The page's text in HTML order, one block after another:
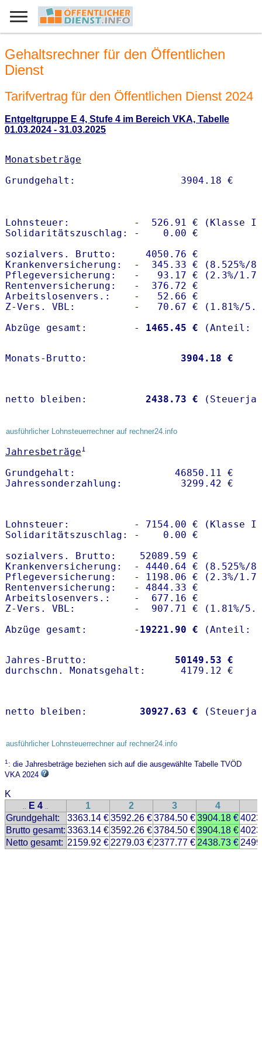
Gehaltsrechner für den Öffentlichen
Dienst
Tarifvertrag für den Öffentlichen Dienst 2024
Entgeltgruppe E 4, Stufe 4 im Bereich VKA, Tabelle
01.03.2024 - 31.03.2025
Monatsbeträge
Lohnsteuer:           -  526.91 € (Klasse I)
Solidaritätszuschlag: -    0.00 €
sozialvers. Brutto:     4050.76 €
Krankenversicherung:  -  345.33 € (8.525%/
Pflegeversicherung:   -   93.17 € (2.3%/
Rentenversicherung:   -  376.72 €
Arbeitslosenvers.:    -   52.66 €
Z-Vers. VBL:          -   70.67 € ( 1.81%/
Abzüge gesamt:        -
1465.45 €
Monats-Brutto: 3904.18 €
netto bleiben: 2438.73 €
ausführlicher Lohnsteuerrechner auf rechner24.info
Jahresbeträge1
Grundgehalt:                 46850.11 €
Lohnsteuer:           - 7154.00 € (Klasse I)
Solidaritätszuschlag: -    0.00 €
sozialvers. Brutto:    52089.59 €
Krankenversicherung:  - 4440.64 € (8.525%/
Pflegeversicherung:   - 1198.06 € (2.3%/
Rentenversicherung:   - 4844.33 €
Arbeitslosenvers.:    -  677.16 €
Z-Vers. VBL:          -  907.71 € ( 1.81%/
Abzüge gesamt:        - 19221.90 €
Jahres-Brutto: 50149.53 €
netto bleiben: 30927.63 €
ausführlicher Lohnsteuerrechner auf rechner24.info
1: die Jahresbeträge beziehen sich auf die ausgewählte Tabelle TVÖD
VKA 2024
K
.. E 4 .. 1 2 3 4
Grundgehalt:
3363.14 €3592.26 €3784.50 €3904.18 €
Brutto gesamt: 3363.14 €3592.26 €3784.50 €3904.18 €
Netto gesamt: 2159.92 € 2279.03 € 2377.77 € 2438.73 €